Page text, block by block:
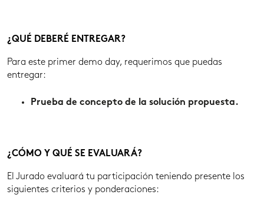
¿QUÉ DEBERÉ ENTREGAR?
Para este primer demo day, requerimos que puedas
entregar:
Prueba de concepto de la solución propuesta.
¿CÓMO Y QUÉ SE EVALUARÁ?
El Jurado evaluará tu participación teniendo presente los
siguientes criterios y ponderaciones: